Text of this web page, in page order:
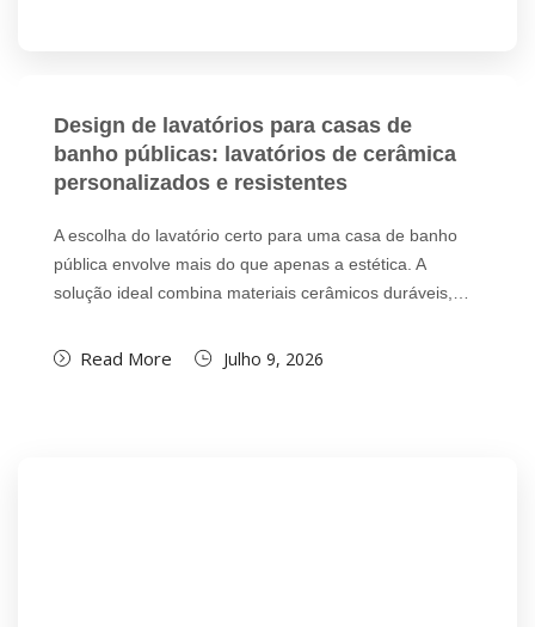
Design de lavatórios para casas de
banho públicas: lavatórios de cerâmica
personalizados e resistentes
A escolha do lavatório certo para uma casa de banho
pública envolve mais do que apenas a estética. A
solução ideal combina materiais cerâmicos duráveis,…
Read More Julho 9, 2026